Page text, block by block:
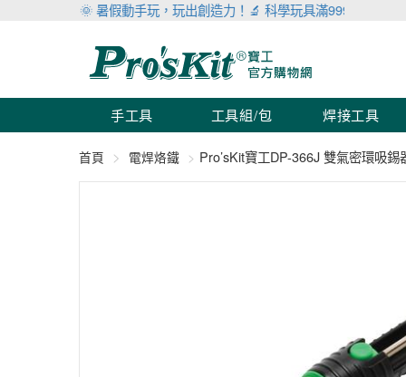
🌞 暑假動手玩，玩出創造力！🔬 科學玩具滿999折100 🛠 工
手工具 工具組/包 焊接工具
首頁 電焊烙鐵 Pro’sKit寶工DP-366J 雙氣密環吸錫